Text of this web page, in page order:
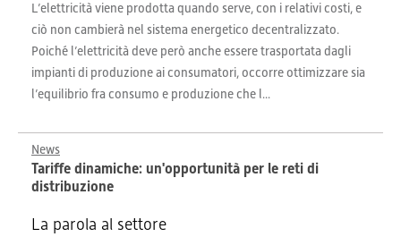
L’elettricità viene prodotta quando serve, con i relativi costi, e
ciò non cambierà nel sistema energetico decentralizzato.
Poiché l’elettricità deve però anche essere trasportata dagli
impianti di produzione ai consumatori, occorre ottimizzare sia
l’equilibrio fra consumo e produzione che l...
News
Tariffe dinamiche: un'opportunità per le reti di
distribuzione
La parola al settore